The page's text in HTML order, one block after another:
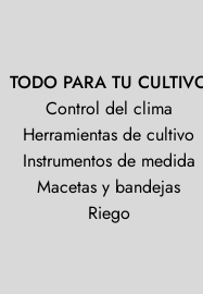
TODO PARA TU
Control del clima
Herramientas de cultivo
Instrumentos de medida
Macetas y bandejas
Riego